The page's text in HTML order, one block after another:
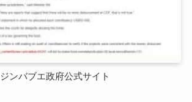
ジンバブエ政府公式サイト